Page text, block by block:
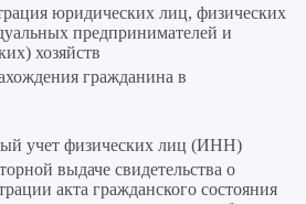
юридических лиц, физических
предпринимателей и
хозяйств
гражданина в
учет физических лиц (ИНН)
выдаче свидетельства о
акта гражданского состояния